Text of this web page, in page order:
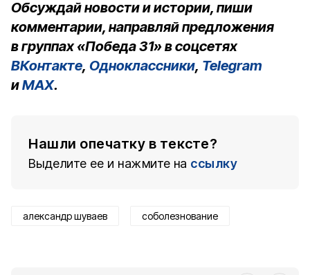
Обсуждай новости и истории, пиши
комментарии, направляй предложения
в группах «Победа 31» в соцсетях
ВКонтакте, Одноклассники, Telegram
иMAX.
Нашли опечатку в тексте?
Выделите ее и нажмите на ссылку
александр шуваев соболезнование